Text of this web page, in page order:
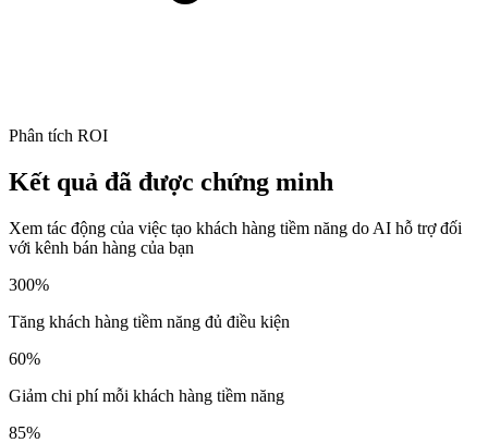
Phân tích ROI
Kết quả đã được chứng minh
Xem tác động của việc tạo khách hàng tiềm năng do AI hỗ trợ đối
với kênh bán hàng của bạn
300%
Tăng khách hàng tiềm năng đủ điều kiện
60%
Giảm chi phí mỗi khách hàng tiềm năng
85%